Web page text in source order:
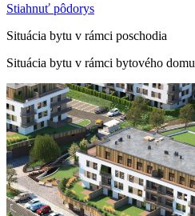
Stiahnuť pôdorys
Situácia bytu v rámci poschodia
Situácia bytu v rámci bytového domu